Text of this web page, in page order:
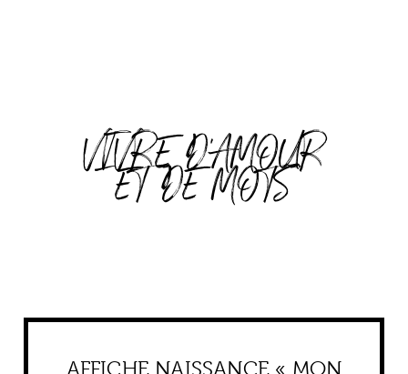
VIVRE D'AMOUR
ET DE MOTS
AFFICHE NAISSANCE « MON